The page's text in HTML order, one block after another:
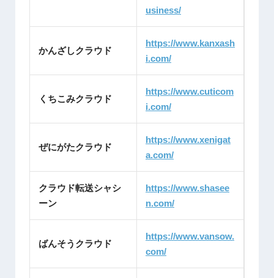
usiness/
かんざしクラウド
https://www.kanxash
i.com/
くちこみクラウド
https://www.cuticom
i.com/
ぜにがたクラウド
https://www.xenigat
a.com/
クラウド転送シャシ
ーン
https://www.shasee
n.com/
ばんそうクラウド
https://www.vansow.
com/